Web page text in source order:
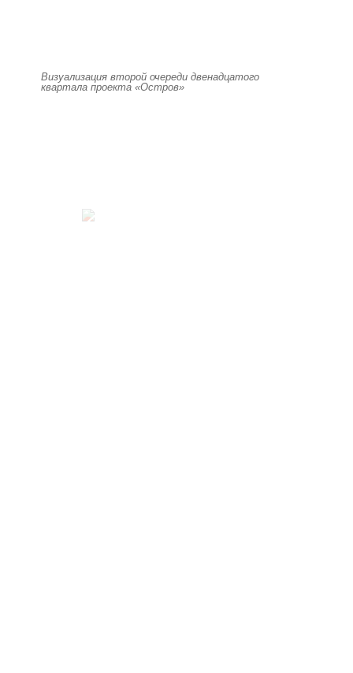
Визуализация второй очереди двенадцатого
квартала проекта «Остров»